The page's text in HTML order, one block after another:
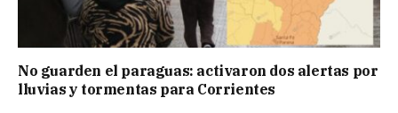
No guarden el paraguas: activaron dos alertas por
lluvias y tormentas para Corrientes